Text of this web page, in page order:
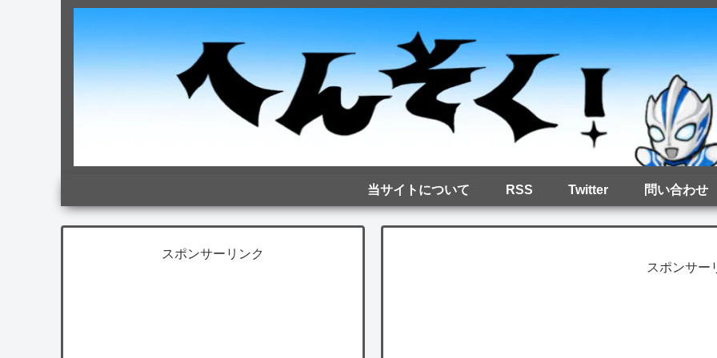
当サイトについて RSS Twitter 問い合わせ
スポンサー
スポンサーリンク